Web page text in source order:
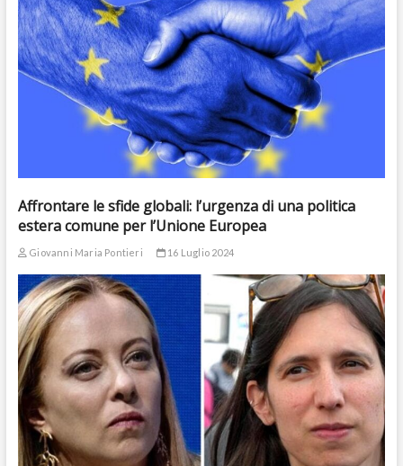
Affrontare le sfide globali: l’urgenza di una politica
estera comune per l’Unione Europea
Giovanni Maria Pontieri 16 Luglio 2024